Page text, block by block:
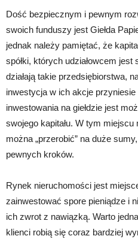
Dość bezpiecznym i pewnym
swoich funduszy jest Giełda
jednak należy pamiętać, że
spółki, których udziałowcem jest
działają takie przedsiębiorstwa,
inwestycja w ich akcje
inwestowania na giełdzie jest
swojego kapitału. W tym
można „przerobić” na duże
pewnych kroków.
Rynek nieruchomości jest
zainwestować spore pieniądze i
ich zwrot z nawiązką. Warto
klienci robią się coraz bardziej